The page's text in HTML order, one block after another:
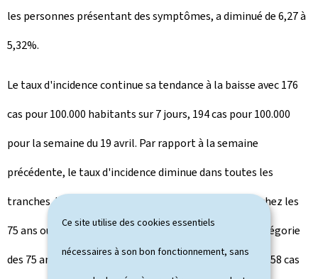
Ce site utilise des cookies essentiels
nécessaires à son bon fonctionnement, sans
les personnes présentant des symptômes, a diminué de 6,27 à
5,32%.
Le taux d'incidence continue sa tendance à la baisse avec 176
cas pour 100.000 habitants sur 7 jours, 194 cas pour 100.000
pour la semaine du 19 avril. Par rapport à la semaine
précédente, le taux d'incidence diminue dans toutes les
tranches. La plus grande diminution est enregistrée chez les
75 ans ou plus (-41%) suivi des 60-74 ans (-25%). La catégorie
des 75 ans ou plus a le taux d'incidence le plus bas avec 58 cas